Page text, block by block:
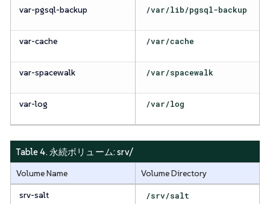
var-pgsql-backup /var/lib/pgsql-backup
var-cache /var/cache
var-spacewalk /var/spacewalk
var-log /var/log
Table 4. 永続ボリューム:srv/
Volume Name
Volume Directory
srv-salt
/srv/salt